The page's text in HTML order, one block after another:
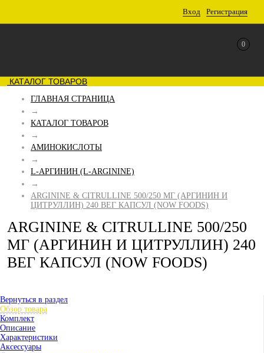
Вход Регистрация
0
КАТАЛОГ ТОВАРОВ
ГЛАВНАЯ СТРАНИЦА
→
КАТАЛОГ ТОВАРОВ
→
АМИНОКИСЛОТЫ
→
L-АРГИНИН (L-ARGININE)
→
ARGININE & CITRULLINE 500/250 МГ (АРГИНИН И
ЦИТРУЛЛИН) 240 ВЕГ КАПСУЛ (NOW FOODS)
ARGININE & CITRULLINE 500/250
МГ (АРГИНИН И ЦИТРУЛЛИН) 240
ВЕГ КАПСУЛ (NOW FOODS)
Вернуться в раздел
Обзор товара
Комплект
Описание
Характеристики
Аксессуары